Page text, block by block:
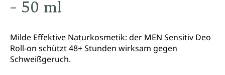
- 50 ml
Milde Effektive Naturkosmetik: der MEN Sensitiv Deo
Roll-on schützt 48+ Stunden wirksam gegen
Schweißgeruch.